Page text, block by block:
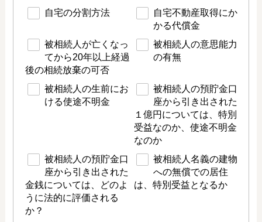
自宅の分割方法
自宅不動産取得にか
かる代償金
被相続人が亡くなっ
てから20年以上経過
後の相続放棄の可否
被相続人の意思能力
の有無
被相続人の生前にお
ける使途不明金
被相続人の預貯金口
座から引き出された
１億円については、特別
受益なのか、使途不明金
なのか
被相続人の預貯金口
座から引き出された
金銭については、どのよ
うに法的に評価される
か？
被相続人名義の建物
への無償での居住
は、特別受益となるか